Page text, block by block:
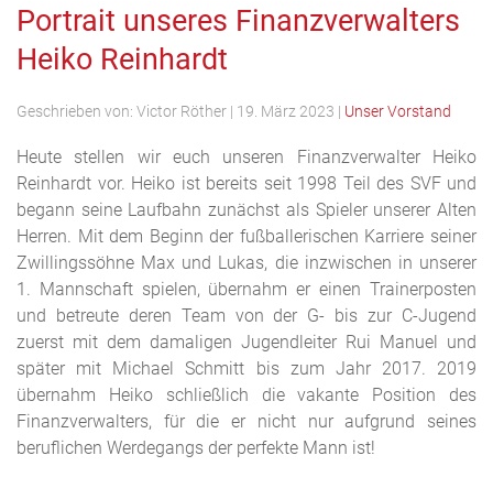
Portrait unseres Finanzverwalters
Heiko Reinhardt
Geschrieben von: Victor Röther | 19. März 2023 | Unser Vorstand
Heute stellen wir euch unseren Finanzverwalter Heiko
Reinhardt vor. Heiko ist bereits seit 1998 Teil des SVF und
begann seine Laufbahn zunächst als Spieler unserer Alten
Herren. Mit dem Beginn der fußballerischen Karriere seiner
Zwillingssöhne Max und Lukas, die inzwischen in unserer
1. Mannschaft spielen, übernahm er einen Trainerposten
und betreute deren Team von der G- bis zur C-Jugend
zuerst mit dem damaligen Jugendleiter Rui Manuel und
später mit Michael Schmitt bis zum Jahr 2017. 2019
übernahm Heiko schließlich die vakante Position des
Finanzverwalters, für die er nicht nur aufgrund seines
beruflichen Werdegangs der perfekte Mann ist!